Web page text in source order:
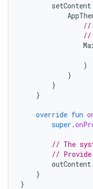
setContent
//
//
)
}
}
}
override fun
super .
// The
// Provide
outContent .
}
}